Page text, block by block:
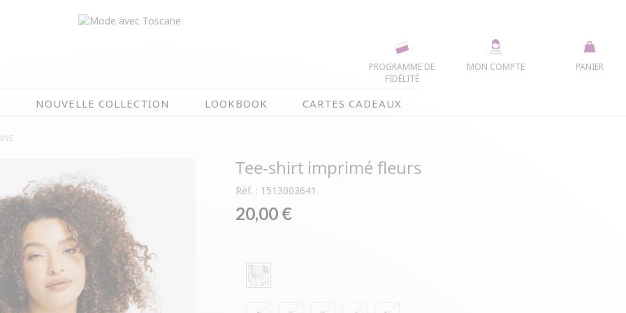
PANIER
MON COMPTE
PROGRAMME DE
FIDÉLITÉ
NOUVELLE COLLECTION LOOKBOOK CARTES CADEAUX
& IMPERS
ÉTÉ EN FLEURS
NOUVELLE COLLECTION
MEILLEURES VENTES
Tee-shirt imprimé fleurs
Réf. : 1513003641
20,00 €